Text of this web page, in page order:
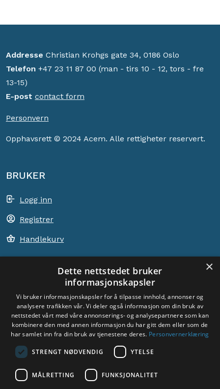
Addresse Christian Krohgs gate 34, 0186 Oslo
Telefon +47 23 11 87 00 (man - tirs 10 - 12, tors - fre
13-15)
E-post contact form
Personvern
Opphavsrett © 2024 Acem. Alle rettigheter reservert.
BRUKER
Logg inn
Registrer
Handlekurv
ACEM VERDEN OVER
VELG LAND
Dyade
×
Dette nettstedet bruker
informasjonskapsler
Vi bruker informasjonskapsler for å tilpasse innhold, annonser og
analysere trafikken vår. Vi deler også informasjon om din bruk av
nettstedet vårt med våre annonserings- og analysepartnere som kan
kombinere den med annen informasjon du har gitt dem eller som de
har samlet inn fra din bruk av tjenestene deres. Personvernerklæring
STRENGT NØDVENDIG YTELSE
MÅLRETTING FUNKSJONALITET